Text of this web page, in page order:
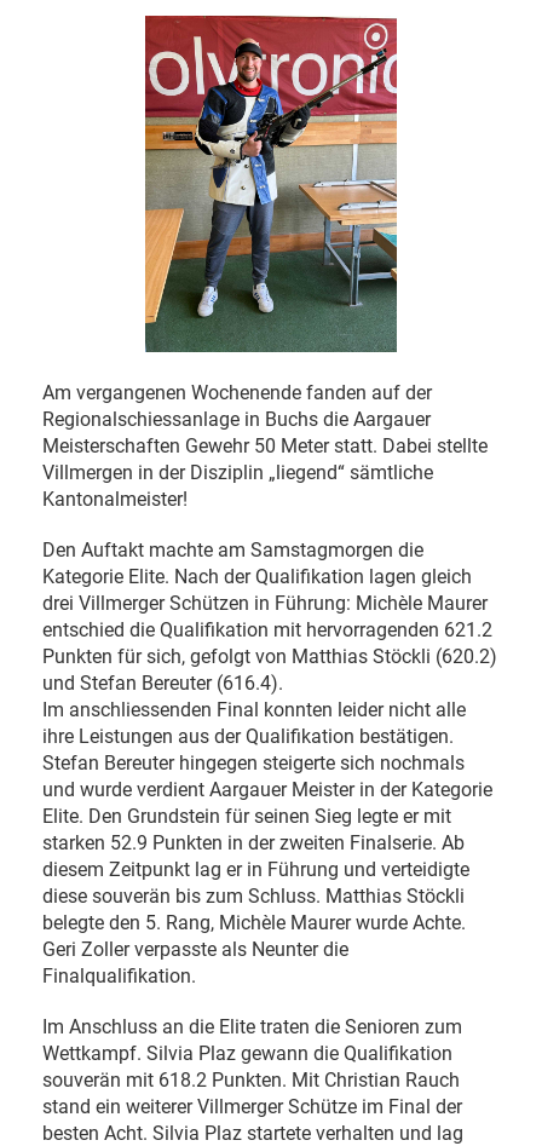
Am vergangenen Wochenende fanden auf der
Regionalschiessanlage in Buchs die Aargauer
Meisterschaften Gewehr 50 Meter statt. Dabei stellte
Villmergen in der Disziplin „liegend“ sämtliche
Kantonalmeister!
Den Auftakt machte am Samstagmorgen die
Kategorie Elite. Nach der Qualifikation lagen gleich
drei Villmerger Schützen in Führung: Michèle Maurer
entschied die Qualifikation mit hervorragenden 621.2
Punkten für sich, gefolgt von Matthias Stöckli (620.2)
und Stefan Bereuter (616.4).
Im anschliessenden Final konnten leider nicht alle
ihre Leistungen aus der Qualifikation bestätigen.
Stefan Bereuter hingegen steigerte sich nochmals
und wurde verdient Aargauer Meister in der Kategorie
Elite. Den Grundstein für seinen Sieg legte er mit
starken 52.9 Punkten in der zweiten Finalserie. Ab
diesem Zeitpunkt lag er in Führung und verteidigte
diese souverän bis zum Schluss. Matthias Stöckli
belegte den 5. Rang, Michèle Maurer wurde Achte.
Geri Zoller verpasste als Neunter die
Finalqualifikation.
Im Anschluss an die Elite traten die Senioren zum
Wettkampf. Silvia Plaz gewann die Qualifikation
souverän mit 618.2 Punkten. Mit Christian Rauch
stand ein weiterer Villmerger Schütze im Final der
besten Acht. Silvia Plaz startete verhalten und lag